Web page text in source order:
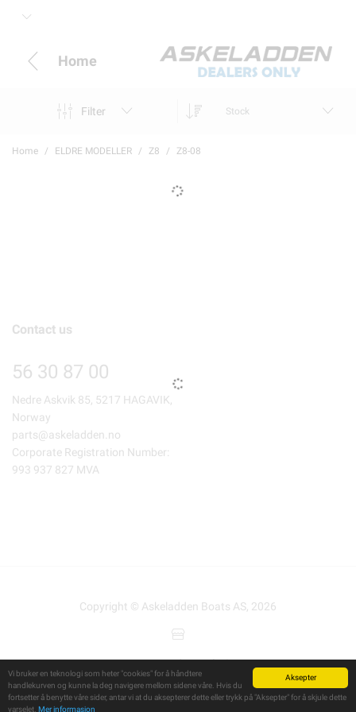
Aksepter
Vi bruker en teknologi som heter "cookies" for å håndtere
handlekurven og kunne la deg navigere mellom sidene våre. Hvis du
fortsetter å benytte våre sider, antar vi at du aksepterer dette eller trykk på "Aksepter" for å skjule dette
varselet. Mer informasjon
Home
Filter Stock
Home ELDRE MODELLER Z8 Z8-08
Contact us
56 30 87 00
Nedre Askvik 85, 5217 HAGAVIK,
Norway
parts@askeladden.no
Corporate Registration Number:
993 937 827 MVA
Copyright © Askeladden Boats AS, 2026
Powered ByTelaris